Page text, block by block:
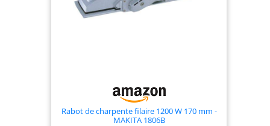
Rabot de charpente filaire 1200 W 170 mm -
MAKITA 1806B